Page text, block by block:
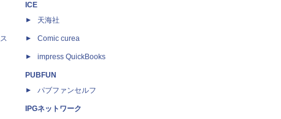
ICE
天海社
Comic curea
impress QuickBooks
PUBFUN
パブファンセルフ
IPGネットワーク